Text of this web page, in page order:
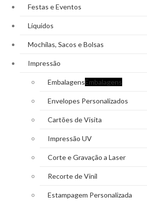
Festas e Eventos
Líquidos
Mochilas, Sacos e Bolsas
Impressão
EmbalagensEmbalagens
Envelopes Personalizados
Cartões de Visita
Impressão UV
Corte e Gravação a Laser
Recorte de Vinil
Estampagem Personalizada